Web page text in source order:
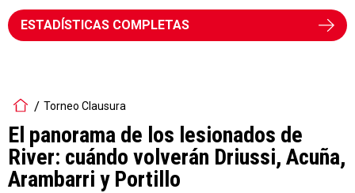
ESTADÍSTICAS COMPLETAS
Torneo Clausura
El panorama de los lesionados de
River: cuándo volverán Driussi, Acuña,
Arambarri y Portillo